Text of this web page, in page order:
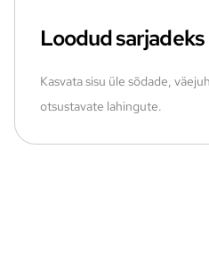
Loodud sarjadeks
Kasvata sisu üle sõdade,
otsustavate lahingute.